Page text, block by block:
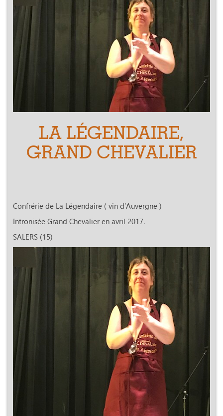
LA LÉGENDAIRE,
GRAND CHEVALIER
Confrérie de La Légendaire ( vin d’Auvergne )
Intronisée Grand Chevalier en avril 2017.
SALERS (15)